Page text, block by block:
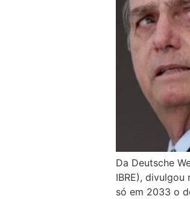
Da Deutsche
IBRE),
só em 2033 o